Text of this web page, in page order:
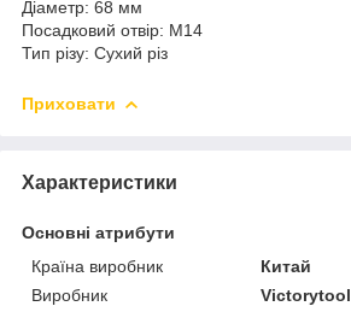
Діаметр: 68 мм
Посадковий отвір: M14
Тип різу: Сухий різ
Приховати
Характеристики
Основні атрибути
Країна виробник
Китай
Виробник
Victorytool